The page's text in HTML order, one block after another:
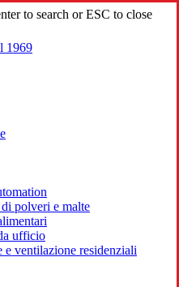
to search or ESC to close
polveri e malte
ufficio
ventilazione residenziali